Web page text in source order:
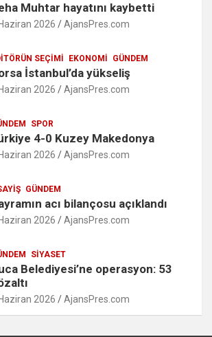
Muhtar hayatını kaybetti
2026 AjansPres.com
SEÇIMI EKONOMI GÜNDEM
İstanbul’da yükseliş
2026 AjansPres.com
SPOR
4-0 Kuzey Makedonya
2026 AjansPres.com
GÜNDEM
acı bilançosu açıklandı
2026 AjansPres.com
SIYASET
Belediyesi’ne operasyon: 53
2026 AjansPres.com